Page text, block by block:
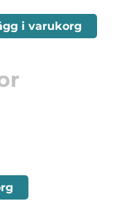
i varukorg